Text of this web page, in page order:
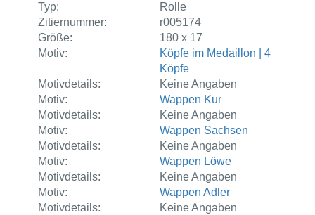
Typ:
Rolle
Zitiernummer:
r005174
Größe:
180 x 17
Motiv:
Köpfe im Medaillon | 4
Köpfe
Motivdetails:
Keine Angaben
Motiv:
Wappen Kur
Motivdetails:
Keine Angaben
Motiv:
Wappen Sachsen
Motivdetails:
Keine Angaben
Motiv:
Wappen Löwe
Motivdetails:
Keine Angaben
Motiv:
Wappen Adler
Motivdetails:
Keine Angaben